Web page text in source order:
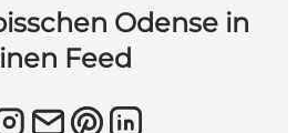
Odense in
Feed